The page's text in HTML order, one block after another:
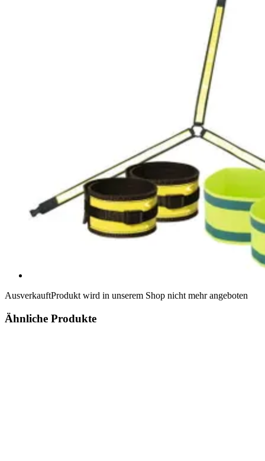
AusverkauftProdukt wird in unserem Shop nicht mehr angeboten
Ähnliche Produkte